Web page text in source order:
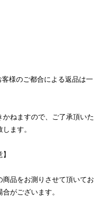
様のご都合による返品は一
ねますので、ご了承頂いた
ます。
品をお測りさせて頂いてお
がございます。